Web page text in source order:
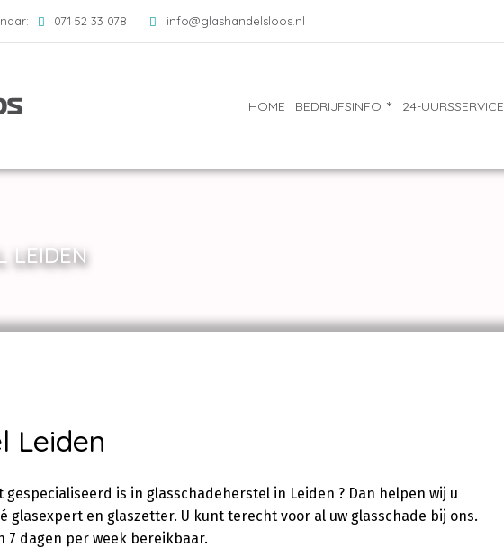
071 52 33 078 info@glashandelsloos.nl
HOME BEDRIJFSINFO 24-UURSSERVICE
LEIDEN
Leiden
is in glasschadeherstel in Leiden ? Dan helpen wij u
glasexpert en glaszetter. U kunt terecht voor al uw glasschade bij ons.
7 dagen per week bereikbaar.